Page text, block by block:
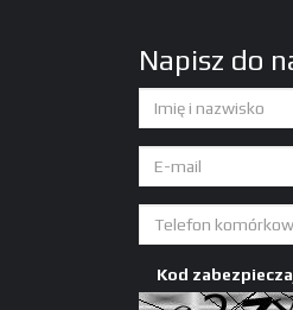
Napisz do
Kod